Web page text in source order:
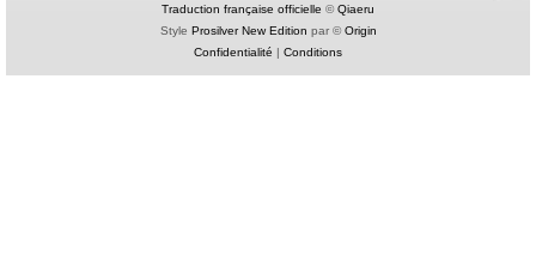
Traduction française officielle ©Qiaeru
Style Prosilver New Edition par ©Origin
Confidentialité | Conditions